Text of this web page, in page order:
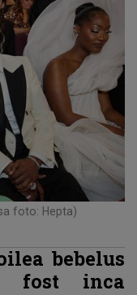
foto: Hepta)
bebelus
fost inca